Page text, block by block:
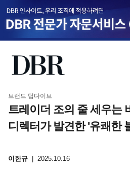
브랜드 딥다이브
트레이더 조의 줄 세우는
디렉터가 발견한 '유쾌한
이한규 2025.10.16